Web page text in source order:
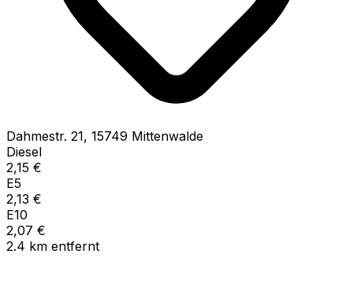
Dahmestr. 21, 15749 Mittenwalde
Diesel
2,15 €
E5
2,13 €
E10
2,07 €
2.4 km entfernt